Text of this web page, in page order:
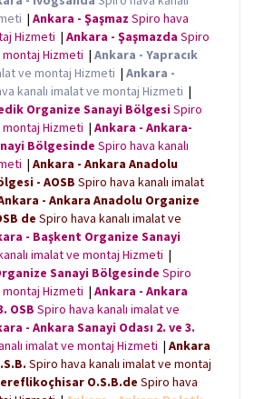
| Ankara - Şaşmaz Spiro hava
Hizmeti | Ankara - Şaşmazda Spiro
montaj Hizmeti | Ankara - Yapracık
ve montaj Hizmeti | Ankara -
kanalı imalat ve montaj Hizmeti |
Organize Sanayi BölgesiSpiro
montaj Hizmeti | Ankara - Ankara-
Bölgesinde Spiro hava kanalı
| Ankara - Ankara Anadolu
- AOSB Spiro hava kanalı imalat
- Ankara Anadolu Organize
de Spiro hava kanalı imalat ve
- Başkent Organize Sanayi
imalat ve montaj Hizmeti |
Sanayi Bölgesinde Spiro
montaj Hizmeti | Ankara - Ankara
OSB Spiro hava kanalı imalat ve
- Ankara Sanayi Odası 2. ve 3.
imalat ve montaj Hizmeti | Ankara
Spiro hava kanalı imalat ve montaj
O.S.B.de Spiro hava